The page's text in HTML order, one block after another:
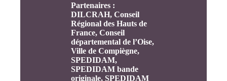
Partenaires :
DILCRAH, Conseil
Régional des Hauts de
France, Conseil
départemental de l’Oise,
Ville de Compiègne,
SPEDIDAM,
SPEDIDAM bande
originale, SPEDIDAM